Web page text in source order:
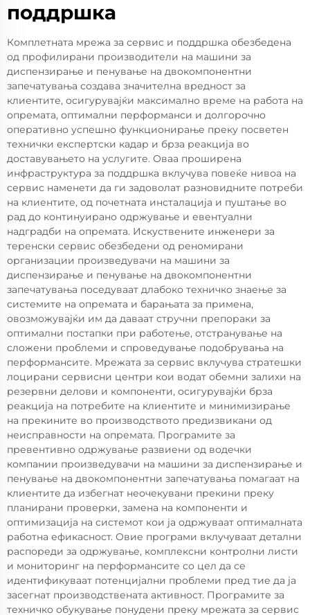
поддршка
Комплетната мрежа за сервис и поддршка обезбедена
од профилирани производители на машини за
диспензирање и пенување на двокомпонентни
запечатувања создава значителна вредност за
клиентите, осигурувајќи максимално време на работа на
опремата, оптимални перформанси и долгорочно
оперативно успешно функционирање преку посветен
технички експертски кадар и брза реакција во
доставувањето на услугите. Оваа проширена
инфраструктура за поддршка вклучува повеќе нивоа на
сервис наменети да ги задоволат разновидните потреби
на клиентите, од почетната инсталација и пуштање во
рад до континуирано одржување и евентуални
надградби на опремата. Искуствените инженери за
теренски сервис обезбедени од реномирани
организации произведувачи на машини за
диспензирање и пенување на двокомпонентни
запечатувања поседуваат длабоко техничко знаење за
системите на опремата и барањата за примена,
овозможувајќи им да даваат стручни препораки за
оптимални постапки при работење, отстранување на
сложени проблеми и спроведување подобрувања на
перформансите. Мрежата за сервис вклучува стратешки
лоцирани сервисни центри кои водат обемни залихи на
резервни делови и компоненти, осигурувајќи брза
реакција на потребите на клиентите и минимизирање
на прекините во производството предизвикани од
неисправности на опремата. Програмите за
превентивно одржување развиени од водечки
компании произведувачи на машини за диспензирање и
пенување на двокомпонентни запечатувања помагаат на
клиентите да избегнат неочекувани прекини преку
планирани проверки, замена на компоненти и
оптимизација на системот кои ја одржуваат оптималната
работна ефикасност. Овие програми вклучуваат детални
распореди за одржување, комплексни контролни листи
и мониторинг на перформансите со цел да се
идентификуваат потенцијални проблеми пред тие да ја
засегнат производствената активност. Програмите за
техничко обукување понудени преку мрежата за сервис